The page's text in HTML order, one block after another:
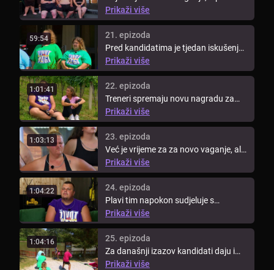
Larisom je danas težak zadatak jer ...
Prikaži više
59:54
21. epizoda
Pred kandidatima je tjedan iskušenja
– moraju se držati mjera za ...
Prikaži više
1:01:41
22. epizoda
Treneri spremaju novu nagradu za
pobjedu u današnjem izazovu. Onaj
...
Prikaži više
1:03:13
23. epizoda
Već je vrijeme za za novo vaganje, ali
jesu li kandidati spremni ...
Prikaži više
1:04:22
24. epizoda
Plavi tim napokon sudjeluje s
ostatkom kandidata u novom
izazovu. ...
Prikaži više
1:04:16
25. epizoda
Za današnji izazov kandidati daju i
preko 110% sebe jer ako uspiju ...
Prikaži više